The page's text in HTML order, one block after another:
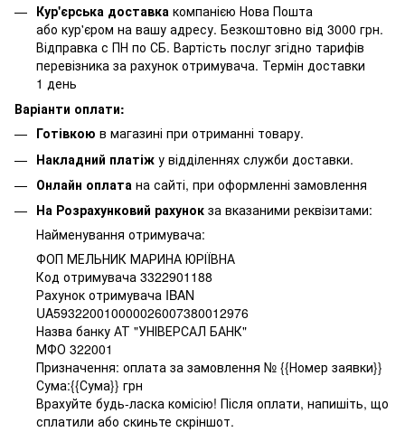
Кур'єрська доставка компанією Нова Пошта
або кур'єром на вашу адресу. Безкоштовно від 3000 грн.
Відправка с ПН по СБ. Вартість послуг згідно тарифів
перевізника за рахунок отримувача. Термін доставки
1 день
Варіанти оплати:
Готівкою в магазині при отриманні товару.
Накладний платіж у відділеннях служби доставки.
Онлайн оплата на сайті, при оформленні замовлення
На Розрахунковий рахунок за вказаними реквізитами:
Найменування отримувача:
ФОП МЕЛЬНИК МАРИНА ЮРІЇВНА
Код отримувача 3322901188
Рахунок отримувача IBAN
UA593220010000026007380012976
Назва банку АТ "УНІВЕРСАЛ БАНК"
МФО 322001
Призначення: оплата за замовлення № {{Номер заявки}}
Сума:{{Сума}} грн
Врахуйте будь-ласка комісію! Після оплати, напишіть, що
сплатили або скиньте скріншот.